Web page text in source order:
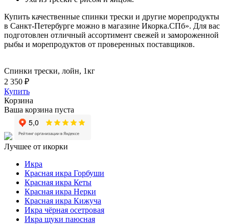
Купить качественные спинки трески и другие морепродукты
в Санкт-Петербурге можно в магазине Икорка.СПб». Для вас
подготовлен отличный ассортимент свежей и замороженной
рыбы и морепродуктов от проверенных поставщиков.
Спинки трески, лойн, 1кг
2 350 ₽
Купить
Корзина
Ваша корзина пуста
Лучшее от икорки
Икра
Красная икра Горбуши
Красная икра Кеты
Красная икра Нерки
Красная икра Кижуча
Икра чёрная осетровая
Икра щуки паюсная